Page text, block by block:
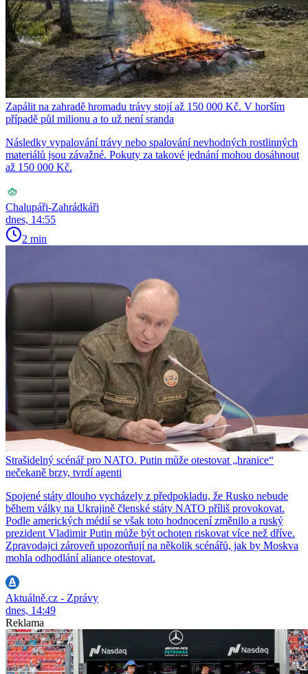
Zapálit na zahradě hromadu trávy stojí až 150 000 Kč. V horším
případě půl milionu a to už není sranda
Následky vypalování trávy nebo spalování nevhodných rostlinných
materiálů jsou závažné. Pokuty za takové jednání mohou dosáhnout
až 150 000 Kč.
Chalupáři-Zahrádkáři
dnes, 14:55
2 min
Strašidelný scénář pro NATO. Putin může otestovat „hranice“
nečekaně brzy, tvrdí agenti
Spojené státy dlouho vycházely z předpokladu, že Rusko nebude
během války na Ukrajině členské státy NATO příliš provokovat.
Podle amerických médií se však toto hodnocení změnilo a ruský
prezident Vladimir Putin může být ochoten riskovat více než dříve.
Zpravodajci zároveň upozorňují na několik scénářů, jak by Moskva
mohla odhodlání aliance otestovat.
Aktuálně.cz - Zprávy
dnes, 14:49
Reklama